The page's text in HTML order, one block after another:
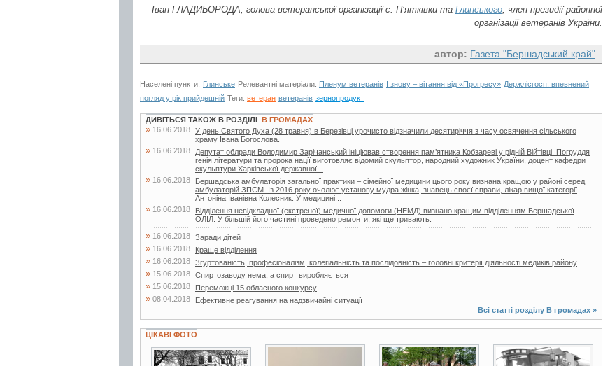
Іван ГЛАДИБОРОДА, голова ветеранської організації с. П’ятківки та Глинського , член президії районної
організації ветеранів України.
автор: Газета "Бершадський край"
Населені пункти: Глинське Релевантні матеріали: Пленум ветеранів І знову – вітання від «Прогресу» Держлісгосп: впевнений
погляд у рік прийдешній Теги: ветеран ветеранів зернопродукт
ДИВІТЬСЯ ТАКОЖ В РОЗДІЛІ В ГРОМАДАХ
» 16.06.2018 У день Святого Духа (28 травня) в Березівці урочисто відзначили десятиріччя з часу освячення сільського
храму Івана Богослова.
» 16.06.2018
Депутат облради Володимир Зарічанський ініціював створення пам’ятника Кобзареві у рідній Війтівці. Погруддя
генія літератури та пророка нації виготовляє відомий скульптор, народний художник України, доцент кафедри
скульптури Харківської державної...
» 16.06.2018
Бершадська амбулаторія загальної практики – сімейної медицини цього року визнана кращою у районі серед
амбулаторій ЗПСМ. Із 2016 року очолює установу мудра жінка, знавець своєї справи, лікар вищої категорії
Антоніна Іванівна Колесник. У медицині...
» 16.06.2018
Відділення невідкладної (екстреної) медичної допомоги (НЕМД) визнано кращим відділенням Бершадської
ОЛІЛ. У більшій його частині проведено ремонти, які ще тривають.
» 16.06.2018 Заради дітей
» 16.06.2018 Краще відділення
» 16.06.2018 Згуртованість, професіоналізм, колегіальність та послідовність – головні критерії діяльності медиків району
» 15.06.2018 Спиртозаводу нема, а спирт виробляється
» 15.06.2018 Переможці 15 обласного конкурсу
» 08.04.2018
Ефективне реагування на надзвичайні ситуації
Всі статті розділу В громадах »
ЦІКАВІ ФОТО
4 фото 4 фото 3 фото